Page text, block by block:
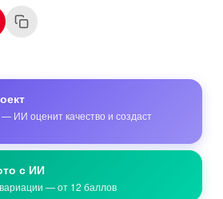
ИИ оценит качество и создаст
с ИИ
— от 12 баллов